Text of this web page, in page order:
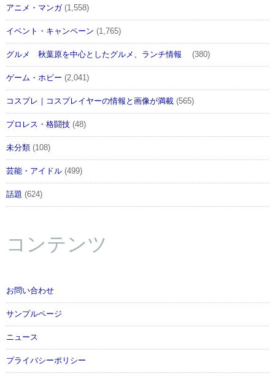
アニメ・マンガ(1,558)
イベント・キャンペーン (1,765)
グルメ 秋葉原を中心としたグルメ、ランチ情報 (380)
ゲーム・ホビー (2,041)
コスプレ｜コスプレイヤーの情報と画像が満載 (565)
プロレス・格闘技 (48)
未分類 (108)
芸能・アイドル (499)
話題 (624)
コンテンツ
お問い合わせ
サンプルページ
ニュース
プライバシーポリシー